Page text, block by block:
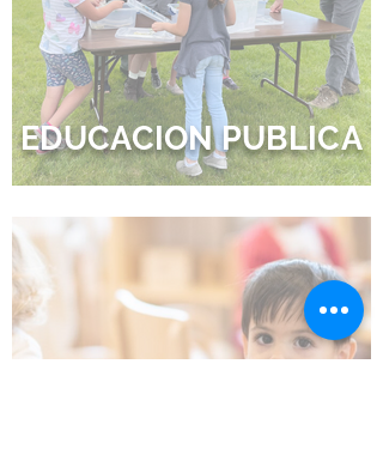
EDUCACION PUBLICA